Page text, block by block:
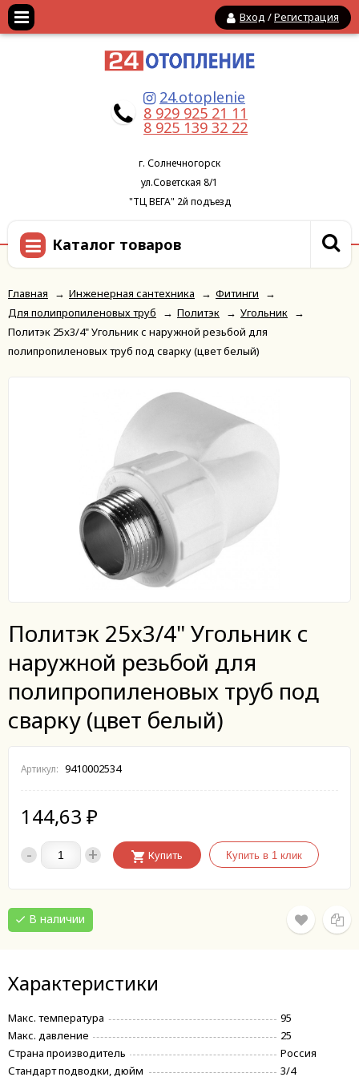
Вход /Регистрация
24.otoplenie
8 929 925 21 11
8 925 139 32 22
г. Солнечногорск
ул.Советская 8/1
"ТЦ ВЕГА" 2й подъезд
Каталог товаров
Главная → Инженерная сантехника → Фитинги
→
Для полипропиленовых труб
→ Политэк → Угольник →
Политэк 25x3/4" Угольник с наружной резьбой для
полипропиленовых труб под сварку (цвет белый)
Политэк 25x3/4" Угольник с
наружной резьбой для
полипропиленовых труб под
сварку (цвет белый)
Артикул: 9410002534
144,63 ₽
- + Купить
В наличии
Характеристики
Макс. температура
95
Макс. давление
25
Страна производитель
Россия
Стандарт подводки, дюйм
3/4